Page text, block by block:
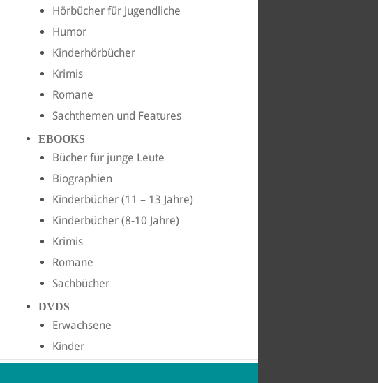
Hörbücher für Jugendliche
Humor
Kinderhörbücher
Krimis
Romane
Sachthemen und Features
EBOOKS
Bücher für junge Leute
Biographien
Kinderbücher (11 – 13 Jahre)
Kinderbücher (8-10 Jahre)
Krimis
Romane
Sachbücher
DVDS
Erwachsene
Kinder